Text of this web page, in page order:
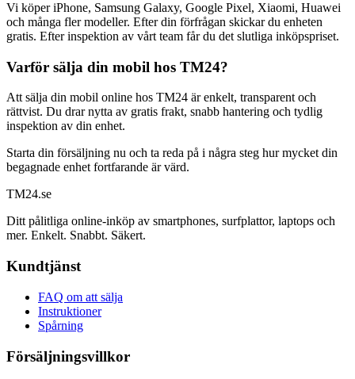
Vi köper iPhone, Samsung Galaxy, Google Pixel, Xiaomi, Huawei
och många fler modeller. Efter din förfrågan skickar du enheten
gratis. Efter inspektion av vårt team får du det slutliga inköpspriset.
Varför sälja din mobil hos TM24?
Att sälja din mobil online hos TM24 är enkelt, transparent och
rättvist. Du drar nytta av gratis frakt, snabb hantering och tydlig
inspektion av din enhet.
Starta din försäljning nu och ta reda på i några steg hur mycket din
begagnade enhet fortfarande är värd.
TM24.se
Ditt pålitliga online-inköp av smartphones, surfplattor, laptops och
mer. Enkelt. Snabbt. Säkert.
Kundtjänst
FAQ om att sälja
Instruktioner
Spårning
Försäljningsvillkor